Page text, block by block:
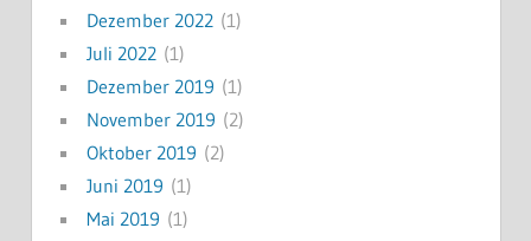
Dezember 2022(1)
Juli 2022(1)
Dezember 2019 (1)
November 2019 (2)
Oktober 2019 (2)
Juni 2019 (1)
Mai 2019 (1)